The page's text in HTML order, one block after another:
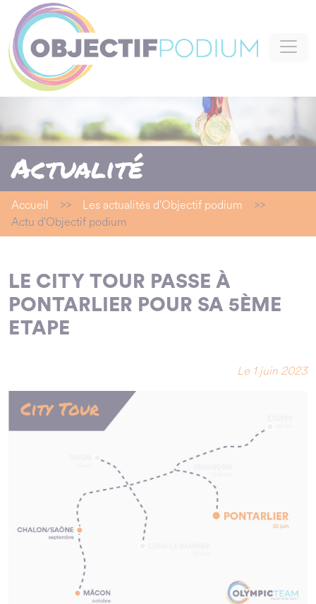
Actualité
Accueil >> Les actualités d'Objectif podium
>>
Actu d'Objectif podium
LE CITY TOUR PASSE À
PONTARLIER POUR SA 5ÈME
ETAPE
Le 1 juin 2023
Panneau de gestion des cookies